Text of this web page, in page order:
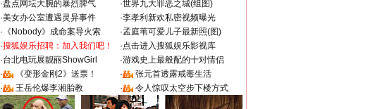
·盘点网坛大腕的暴烈脾气 ·世界九大罪恶之城(组图)
·美女办公室遭遇灵异事件 ·李孝利新欢私密视频曝光
· 《Nobody》成命案导火索 ·孟庭苇可爱儿子最新照(图)
·搜狐娱乐招聘：加入我们吧！ ·点击进入搜狐娱乐影视库
·台北电玩展靓丽ShowGirl ·游戏史上最般配的十对情侣
·
《变形金刚2》送票！ ·
张元首透露戒毒生活
·
王岳伦爆李湘胎教 · 令人惊叹太空步下楼方式